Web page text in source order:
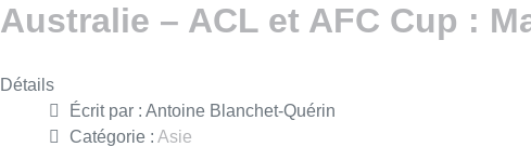
Australie – ACL et AFC Cup :
Détails
Écrit par : Antoine Blanchet-Quérin
Catégorie : Asie